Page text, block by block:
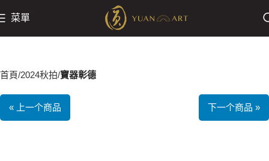
菜單
首頁 2024秋拍 寶器彰德
« 上一个商品 下一个商品 »